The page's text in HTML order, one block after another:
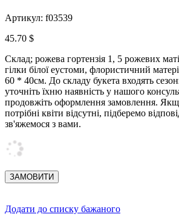
Артикул: f03539
45.70 $
Склад; рожева гортензія 1, 5 рожевих
гілки білої еустоми, флористичний
60 * 40см. До складу букета входять
уточніть їхню наявність у нашого
продовжіть оформлення замовлення.
потрібні квіти відсутні, підберемо
зв'яжемося з вами.
Додати до списку бажаного